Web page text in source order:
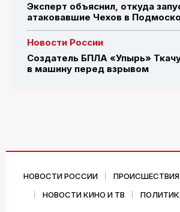
Эксперт объяснил, откуда
атаковавшие Чехов в
Новости России
Создатель БПЛА «Упырь»
в машину перед взрывом
НОВОСТИ РОССИИ ПРОИСШЕСТВИЯ
НОВОСТИ КИНО И ТВ